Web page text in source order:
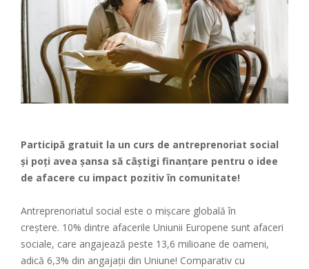
Participă gratuit la un curs de antreprenoriat social
și poți avea șansa să câștigi finanțare pentru o idee
de afacere cu impact pozitiv în comunitate!
Antreprenoriatul social este o mișcare globală în
creștere. 10% dintre afacerile Uniunii Europene sunt afaceri
sociale, care angajează peste 13,6 milioane de oameni,
adică 6,3% din angajații din Uniune! Comparativ cu